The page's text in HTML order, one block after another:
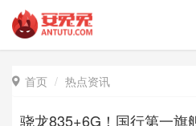
 首页 热点资讯
骁龙835+6G！国行第一旗